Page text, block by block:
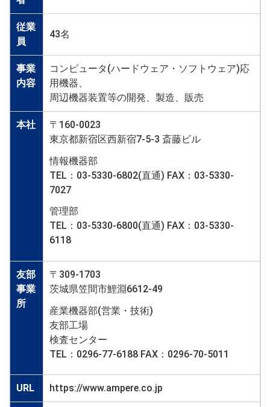
従業
員
43名
事業
内容
コンピュータ(ハードウェア・ソフトウェア)応
用機器、
周辺機器装置等の開発、製造、販売
本社
〒160-0023
東京都新宿区西新宿7-5-3 斎藤ビル
情報機器部
TEL：03-5330-6802(直通) FAX：03-5330-
7027
管理部
TEL：03-5330-6800(直通) FAX：03-5330-
6118
友部
事業
所
〒309-1703
茨城県笠間市鯉淵6612-49
産業機器部(営業・技術)
友部工場
検査センター
TEL：0296-77-6188 FAX：0296-70-5011
URL https://www.ampere.co.jp